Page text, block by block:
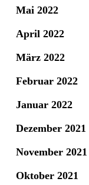
Mai 2022
April 2022
März 2022
Februar 2022
Januar 2022
Dezember 2021
November 2021
Oktober 2021